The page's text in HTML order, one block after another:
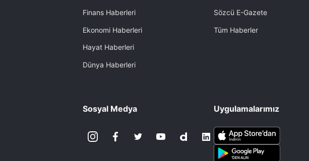
Finans Haberleri
Ekonomi Haberleri
Hayat Haberleri
Dünya Haberleri
Sözcü E-Gazete
Tüm Haberler
Sosyal Medya Uygulamalarımız